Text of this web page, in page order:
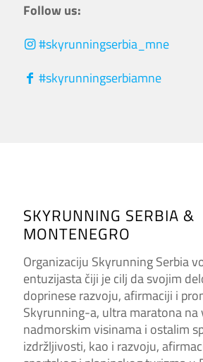
Follow us:
#skyrunningserbia_mne
#skyrunningserbiamne
SKYRUNNING SERBIA &
MONTENEGRO
Organizaciju Skyrunning Serbia
entuzijasta čiji je cilj da svojim
doprinese razvoju, afirmaciji i
Skyrunning-a, ultra maratona na
nadmorskim visinama i ostalim
izdržljivosti, kao i razvoju,